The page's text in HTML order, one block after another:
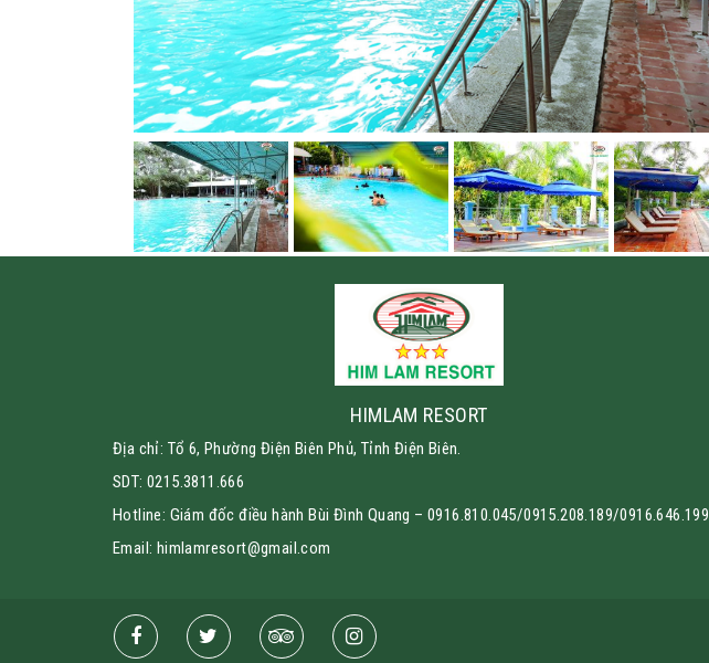
HIMLAM RESORT
Địa chỉ: Tổ 6, Phường Điện Biên Phủ, Tỉnh Điện Biên.
SDT: 0215.3811.666
Hotline: Giám đốc điều hành Bùi Đình Quang – 0916.810.045/0915.208.189/0916.646.199
Email: himlamresort@gmail.com